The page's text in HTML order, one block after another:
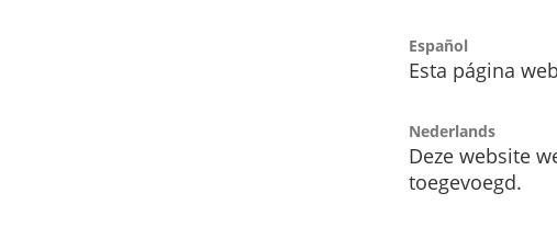
Español
Esta página
Nederlands
Deze website
toegevoegd.